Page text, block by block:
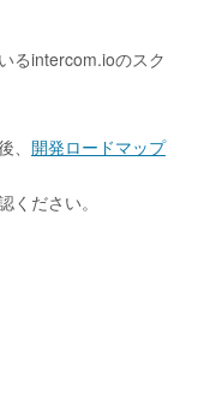
るintercom.ioのスク
開発ロードマップ
ください。